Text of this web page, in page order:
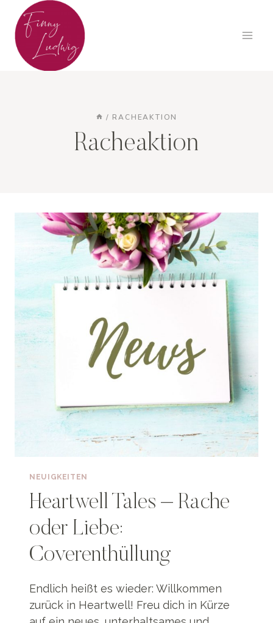
Inhalt
springen
/ RACHEAKTION
Racheaktion
NEUIGKEITEN
Heartwell Tales – Rache
oder Liebe:
Coverenthüllung
Endlich heißt es wieder: Willkommen
zurück in Heartwell! Freu dich in Kürze